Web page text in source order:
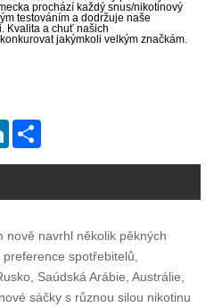
prochází každý snus/nikotinový
testováním a dodržuje naše
Kvalita a chuť našich
jakýmkoli velkým značkám.
LinkedIn
nově navrhl několik pěkných
spotřebitelů,
Saúdská Arábie, Austrálie,
sáčky s různou silou nikotinu